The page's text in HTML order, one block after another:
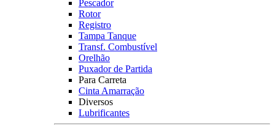
Pescador
Rotor
Registro
Tampa Tanque
Transf. Combustível
Orelhão
Puxador de Partida
Para Carreta
Cinta Amarração
Diversos
Lubrificantes